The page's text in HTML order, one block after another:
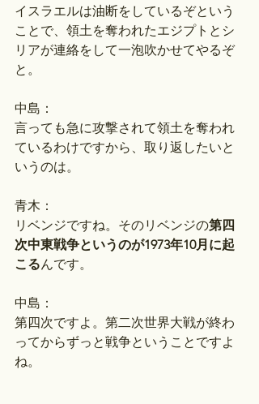
イスラエルは油断をしているぞという
ことで、領土を奪われたエジプトとシ
リアが連絡をして一泡吹かせてやるぞ
と。
中島：
言っても急に攻撃されて領土を奪われ
ているわけですから、取り返したいと
いうのは。
青木：
リベンジですね。そのリベンジの第四
次中東戦争というのが1973年10月に起
こるんです。
中島：
第四次ですよ。第二次世界大戦が終わ
ってからずっと戦争ということですよ
ね。